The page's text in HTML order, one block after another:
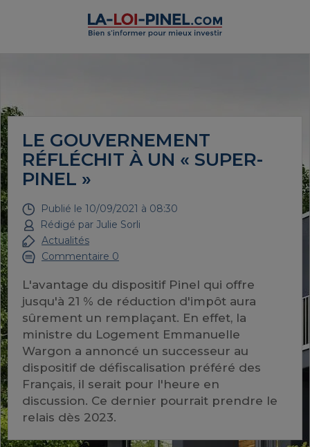
LE GOUVERNEMENT
RÉFLÉCHIT À UN « SUPER-
PINEL »
Publié le 10/09/2021 à 08:30
Rédigé par Julie Sorli
Actualités
Commentaire 0
L'avantage du dispositif Pinel qui offre
jusqu'à 21 % de réduction d'impôt aura
sûrement un remplaçant. En effet, la
ministre du Logement Emmanuelle
Wargon a annoncé un successeur au
dispositif de défiscalisation préféré des
Français, il serait pour l'heure en
discussion. Ce dernier pourrait prendre le
relais dès 2023.